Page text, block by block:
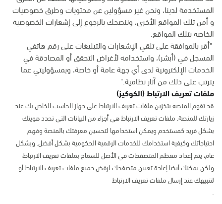
المستخدمة لدينا، ونحن غير مسؤولين عن محتويات وطرق خصوصيات
و أمن تلك المواقع الأخرى، وننصحك بالرجوع إلى إشعارات الخصوصية
الخاصة بتلك المواقع.
"أقر بالموافقة على تلقي الإشعارات والتبليغات على رقم هاتفي
المسجل في (أبشر)، واستخدامه لأغراض التحقق أو المصادقة في
الخدمات الإلكترونية لدى أي جهة عامة أو خاصة، وبمسؤوليتي عما
يترتب على ذلك من آثار نظامية."
ملفات تعريف الارتباط (الكوكيز)
قد تقوم المنصة بتخزين ملفات تعريف الارتباط على جهاز الحاسب الخاص بك عند
زيارتك للمنصة. ملفات تعريف الارتباط هي أجزاء من البيانات التي تحدد هويتك
بشكل فريد كمستخدم ويمكن استخدامها لتحسين معرفتك بالمنصة وفهم
احتياجاتك وكيفية استخدامك للخدمات الرقمية الحكومية بشكل أفضل. وبشكل
عام، يتم إعداد معظم المتصفحات في الأصل للسماح بملفات تعريف الارتباط،
ولكن يمكنك أيضا إعادة تعيين متصفحك لرفض جميع ملفات تعريف الارتباط أو
لتنبيهك عند إرسال ملفات تعريف الارتباط
.